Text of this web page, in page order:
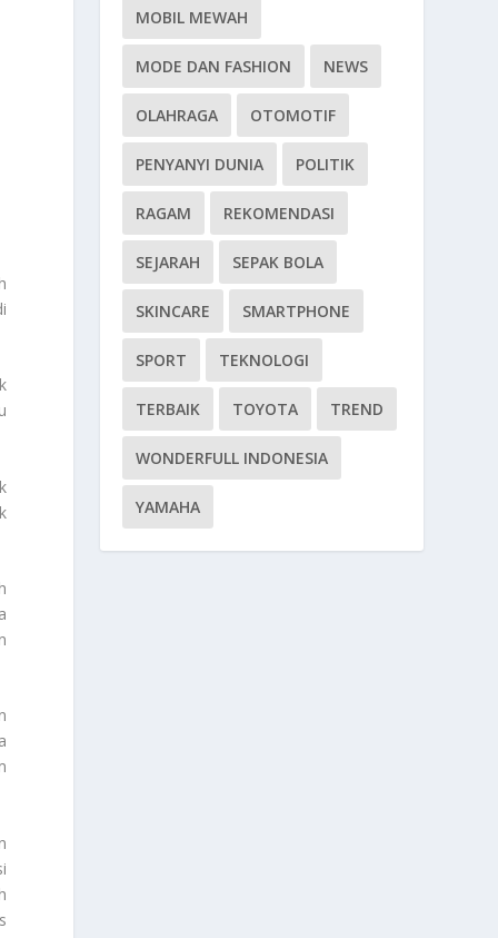
MOBIL MEWAH
MODE DAN FASHION NEWS
OLAHRAGA OTOMOTIF
PENYANYI DUNIA POLITIK
RAGAM REKOMENDASI
SEJARAH SEPAK BOLA
SKINCARE SMARTPHONE
SPORT TEKNOLOGI
TERBAIK TOYOTA TREND
WONDERFULL INDONESIA
YAMAHA